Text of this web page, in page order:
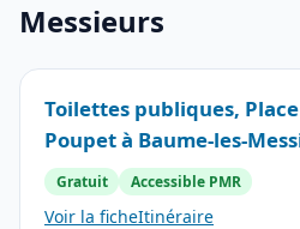
Messieurs
Toilettes publiques,
Poupet à Baume-les-
Gratuit Accessible PMR
Voir la ficheItinéraire